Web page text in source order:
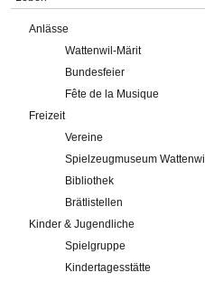
Anlässe
Wattenwil-Märit
Bundesfeier
Fête de la Musique
Freizeit
Vereine
Spielzeugmuseum Wattenwil
Bibliothek
Brätlistellen
Kinder & Jugendliche
Spielgruppe
Kindertagesstätte